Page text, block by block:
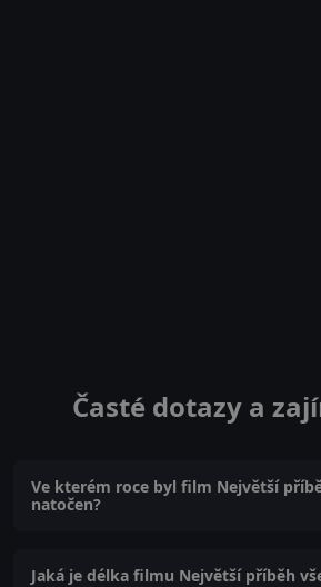
Časté dotazy a
Ve kterém roce byl film Největší
natočen?
Jaká je délka filmu Největší příběh